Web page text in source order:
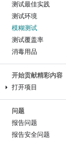
测试最佳实践
测试环境
模糊测试
测试覆盖率
消毒用品
开始贡献精彩内容
打开项目
问题
报告问题
报告安全问题